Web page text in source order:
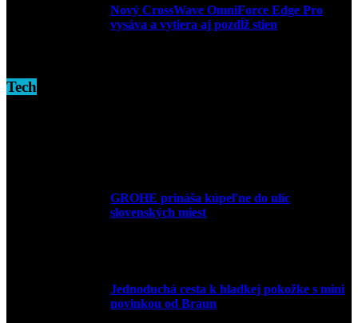
Nový CrossWave OmniForce Edge Pro
vysáva a vytiera aj pozdĺž stien
Tech
GROHE prináša kúpeľne do ulíc
slovenských miest
Jednoduchá cesta k hladkej pokožke s mini
novinkou od Braun